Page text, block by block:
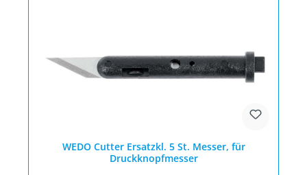
WEDO Cutter Ersatzkl. 5 St. Messer, für
Druckknopfmesser